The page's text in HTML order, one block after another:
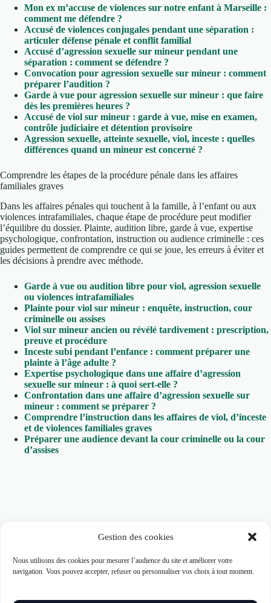
Gestion des cookies
Nous utilisons des cookies pour mesurer l’audience du site et améliorer votre
navigation. Vous pouvez accepter, refuser ou personnaliser vos choix à tout moment.
Mon ex m’accuse de violences sur notre enfant à Marseille :
comment me défendre ?
Accusé de violences conjugales pendant une séparation :
articuler défense pénale et conflit familial
Accusé d’agression sexuelle sur mineur pendant une
séparation : comment se défendre ?
Convocation pour agression sexuelle sur mineur : comment
préparer l’audition ?
Garde à vue pour agression sexuelle sur mineur : que faire
dès les premières heures ?
Accusé de viol sur mineur : garde à vue, mise en examen,
contrôle judiciaire et détention provisoire
Agression sexuelle, atteinte sexuelle, viol, inceste : quelles
différences quand un mineur est concerné ?
Comprendre les étapes de la procédure pénale dans les affaires
familiales graves
Dans les affaires pénales qui touchent à la famille, à l’enfant ou aux
violences intrafamiliales, chaque étape de procédure peut modifier
l’équilibre du dossier. Plainte, audition libre, garde à vue, expertise
psychologique, confrontation, instruction ou audience criminelle : ces
guides permettent de comprendre ce qui se joue, les erreurs à éviter et
les décisions à prendre avec méthode.
Garde à vue ou audition libre pour viol, agression sexuelle
ou violences intrafamiliales
Plainte pour viol sur mineur : enquête, instruction, cour
criminelle ou assises
Viol sur mineur ancien ou révélé tardivement : prescription,
preuve et procédure
Inceste subi pendant l’enfance : comment préparer une
plainte à l’âge adulte ?
Expertise psychologique dans une affaire d’agression
sexuelle sur mineur : à quoi sert-elle ?
Confrontation dans une affaire d’agression sexuelle sur
mineur : comment se préparer ?
Comprendre l’instruction dans les affaires de viol, d’inceste
et de violences familiales graves
Préparer une audience devant la cour criminelle ou la cour
d’assises
MAISON DIX AVOCATS
48 Cours Pierre Puget – 1er étage
13006 Marseille